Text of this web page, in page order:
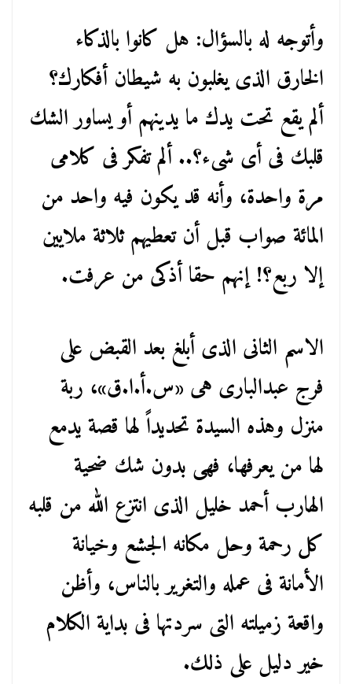
وأتوجه له بالسؤال: هل كانوا بالذكاء
الخارق الذى يغلبون به شيطان أفكارك؟
ألم يقع تحت يدك ما يدينهم أو يساور الشك
قلبك فى أى شىء؟.. ألم تفكر فى كلامى
مرة واحدة، وأنه قد يكون فيه واحد من
المائة صواب قبل أن تعطيهم ثلاثة ملايين
إلا ربع؟! إنهم حقا أذكى من عرفت.
الاسم الثانى الذى أبلغ بعد القبض على
فرج عبدالبارى هى «س.أ.ا.ق»، ربة
منزل وهذه السيدة تحديداً لها قصة يدمع
لها من يعرفها، فهى بدون شك ضحية
الهارب أحمد خليل الذى انتزع الله من قلبه
كل رحمة وحل مكانه الجشع وخيانة
الأمانة فى عمله والتغرير بالناس، وأظن
واقعة زميلته التى سردتها فى بداية الكلام
خير دليل على ذلك.